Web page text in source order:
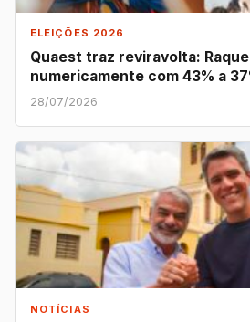
ELEIÇÕES 2026
Quaest traz reviravolta:
numericamente com 43% a
28/07/2026
NOTÍCIAS